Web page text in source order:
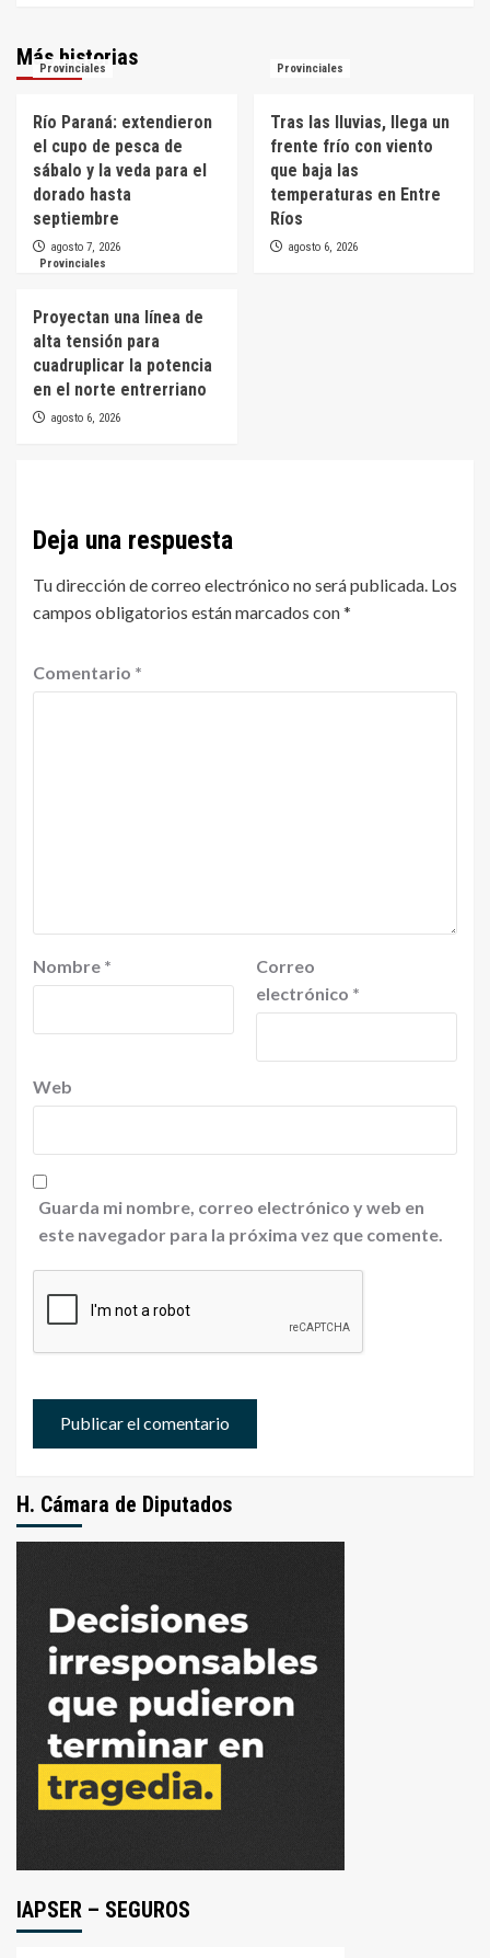
Más historias
Provinciales
Río Paraná: extendieron
el cupo de pesca de
sábalo y la veda para el
dorado hasta
septiembre
agosto 7, 2026
Provinciales
Tras las lluvias, llega un
frente frío con viento
que baja las
temperaturas en Entre
Ríos
agosto 6, 2026
Provinciales
Proyectan una línea de
alta tensión para
cuadruplicar la potencia
en el norte entrerriano
agosto 6, 2026
Deja una respuesta
Tu dirección de correo electrónico no será publicada. Los
campos obligatorios están marcados con*
Comentario *
Nombre *
Correo
electrónico *
Web
Guarda mi nombre, correo electrónico y web en
este navegador para la próxima vez que comente.
H. Cámara de Diputados
IAPSER – SEGUROS